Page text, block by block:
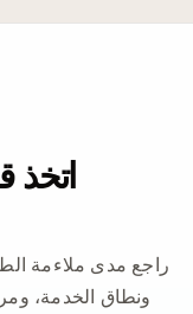
اتخذ
راجع مدى ملاءمة
ونطاق الخدمة،